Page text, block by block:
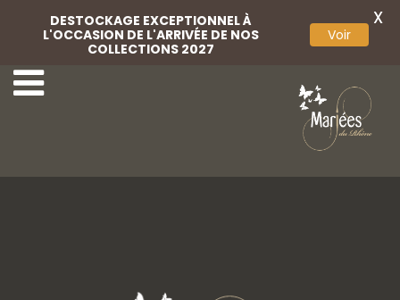
Rosa Clara 33.jpeg Rosa Clara 35.jpeg
DESTOCKAGE EXCEPTIONNEL À
L'OCCASION DE L'ARRIVÉE DE NOS
COLLECTIONS 2027
Voir
X